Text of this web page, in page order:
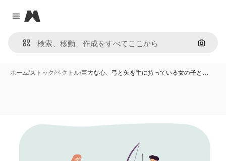
Close menu
Magnific
画像で
ホーム/ストック/ベクトル/巨大な心、弓と矢を手に持っている女の子と…